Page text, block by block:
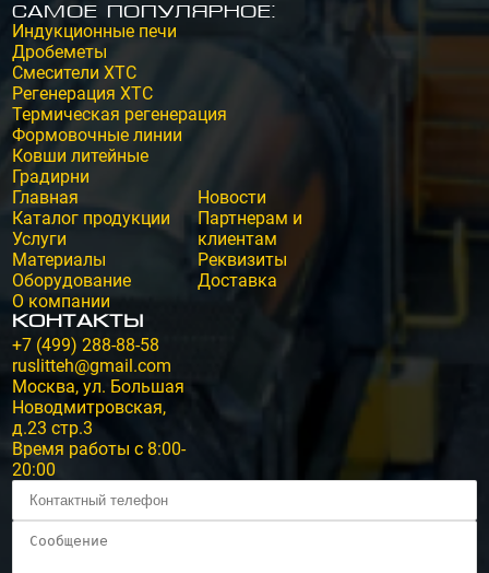
Самое популярное:
Индукционные печи
Дробеметы
Смесители ХТС
Регенерация ХТС
Термическая регенерация
Формовочные линии
Ковши литейные
Градирни
Главная
Каталог продукции
Услуги
Материалы
Оборудование
О компании
Новости
Партнерам и
клиентам
Реквизиты
Доставка
Контакты
+7 (499) 288-88-58
ruslitteh@gmail.com
Москва, ул. Большая
Новодмитровская,
д.23 стр.3
Время работы с 8:00-
20:00